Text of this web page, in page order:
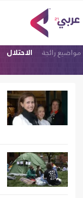
مواضيع رائجة الاحتلال